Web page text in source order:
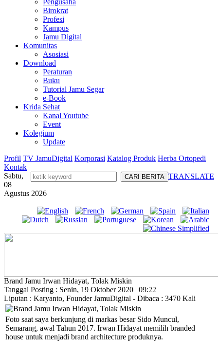
Pengusaha
Birokrat
Profesi
Kampus
Jamu Digital
Komunitas
Asosiasi
Download
Peraturan
Buku
Tutorial Jamu Segar
e-Book
Krida Sehat
Kanal Youtube
Event
Kolegium
Update
Profil TV JamuDigital Korporasi Katalog Produk Herba Ortopedi
Kontak
TRANSLATE
Sabtu,
08
Agustus 2026
Brand Jamu Irwan Hidayat, Tolak Miskin
Tanggal Posting : Senin, 19 Oktober 2020 | 09:22
Liputan : Karyanto, Founder JamuDigital - Dibaca : 3470 Kali
Foto saat saya berkunjung di markas besar Sido Muncul,
Semarang, awal Tahun 2017. Irwan Hidayat memilih branded
house untuk menjadi brand architecture produknya.